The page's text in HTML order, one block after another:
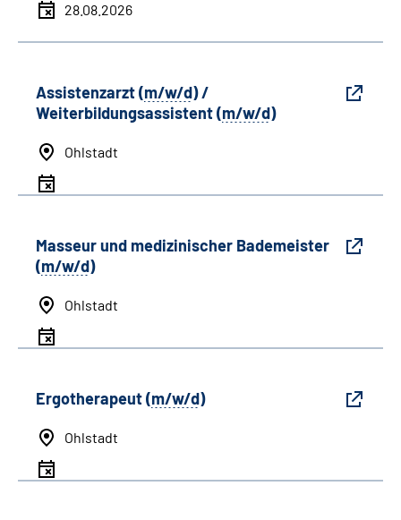
28.08.2026
Assistenzarzt (m/w/d) /
Weiterbildungsassistent (m/w/d)
Ohlstadt
Masseur und medizinischer Bademeister
(m/w/d)
Ohlstadt
Ergotherapeut (m/w/d)
Ohlstadt